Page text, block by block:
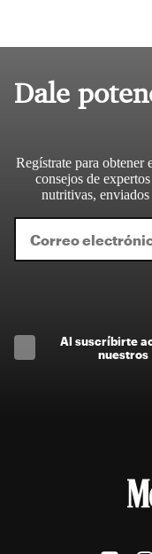
Dale
Regístrate para obtener
consejos de
nutritivas, enviados
Al suscríbirte
nuestros